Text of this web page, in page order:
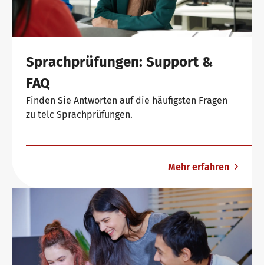
Sprachprüfungen: Support &
FAQ
Finden Sie Antworten auf die häufigsten Fragen
zu telc Sprachprüfungen.
Mehr erfahren